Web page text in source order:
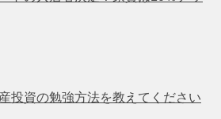
投資の勉強方法を教えてください